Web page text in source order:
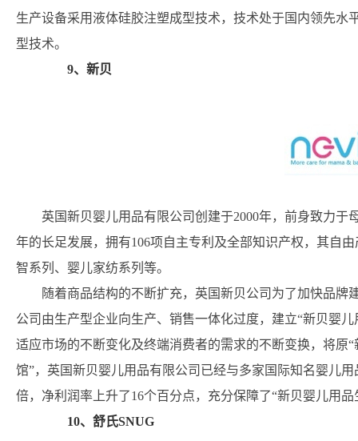
生产设备采用液体硅胶注塑成型技术，技术处于国内领先
型技术。
9、新贝
英国新贝婴儿用品有限公司创建于2000年，前身致力
年的长足发展，拥有106项自主专利及全部知识产权，其自
智系列、婴儿家纺系列等。
随着商品结构的不断扩充，英国新贝公司为了加快品
公司由生产型企业向生产、销售一体化过度，建立“新贝婴
适应市场的不断变化及终端消费者的需求的不断变换，将原
馆”，英国新贝婴儿用品有限公司已经与多家国际知名婴儿
倍，净利润率上升了16个百分点，充分保障了“新贝婴儿用
10、舒氏SNUG